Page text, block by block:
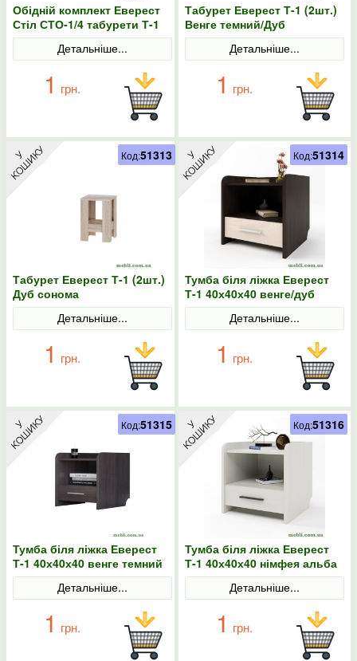
Обідній комплект Еверест
Стіл СТО-1/4 табурети Т-1
Дуб сонома
Детальніше...
1 грн.
Табурет Еверест Т-1 (2шт.)
Венге темний/Дуб
молочний
Детальніше...
1 грн.
Табурет Еверест Т-1 (2шт.)
Дуб сонома
Детальніше...
1 грн.
Код:51313
Тумба біля ліжка Еверест
Т-1 40х40х40 венге/дуб
молочний
Детальніше...
1 грн.
Код:51314
Тумба біля ліжка Еверест
Т-1 40х40х40 венге темний
Детальніше...
1 грн.
Код:51315
Тумба біля ліжка Еверест
Т-1 40х40х40 німфея альба
Детальніше...
1 грн.
Код:51316